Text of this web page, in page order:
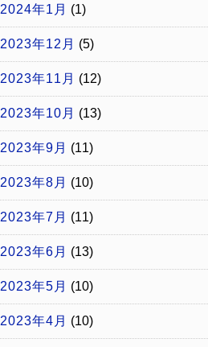
2024年1月 (1)
2023年12月 (5)
2023年11月 (12)
2023年10月 (13)
2023年9月 (11)
2023年8月 (10)
2023年7月 (11)
2023年6月 (13)
2023年5月 (10)
2023年4月 (10)